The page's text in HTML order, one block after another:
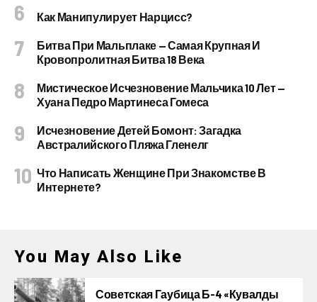
Как Манипулирует Нарцисс?
Битва При Мальплаке — Самая Крупная И
Кровопролитная Битва 18 Века
Мистическое Исчезновение Мальчика 10 Лет —
Хуана Педро Мартинеса Гомеса
Исчезновение Детей Бомонт: Загадка
Австралийского Пляжа Гленелг
Что Написать Женщине При Знакомстве В
Интернете?
You May Also Like
Советская Гаубица Б-4 «Кувалды